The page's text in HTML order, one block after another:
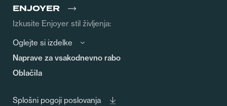
ENJOYER
Izkusite Enjoyer stil življenja:
Oglejte si izdelke
Naprave za vsakodnevno rabo
Oblačila
Splošni pogoji poslovanja